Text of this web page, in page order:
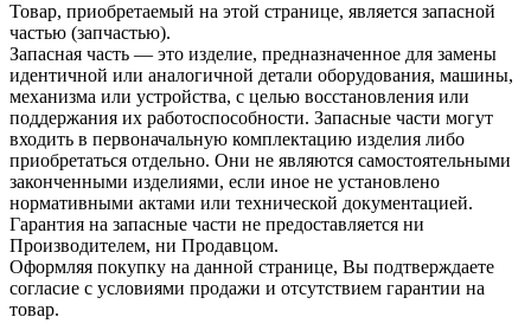
Товар, приобретаемый на этой странице, является запасной
частью (запчастью).
Запасная часть — это изделие, предназначенное для замены
идентичной или аналогичной детали оборудования, машины,
механизма или устройства, с целью восстановления или
поддержания их работоспособности. Запасные части могут
входить в первоначальную комплектацию изделия либо
приобретаться отдельно. Они не являются самостоятельными
законченными изделиями, если иное не установлено
нормативными актами или технической документацией.
Гарантия на запасные части не предоставляется ни
Производителем, ни Продавцом.
Оформляя покупку на данной странице, Вы подтверждаете
согласие с условиями продажи и отсутствием гарантии на
товар.